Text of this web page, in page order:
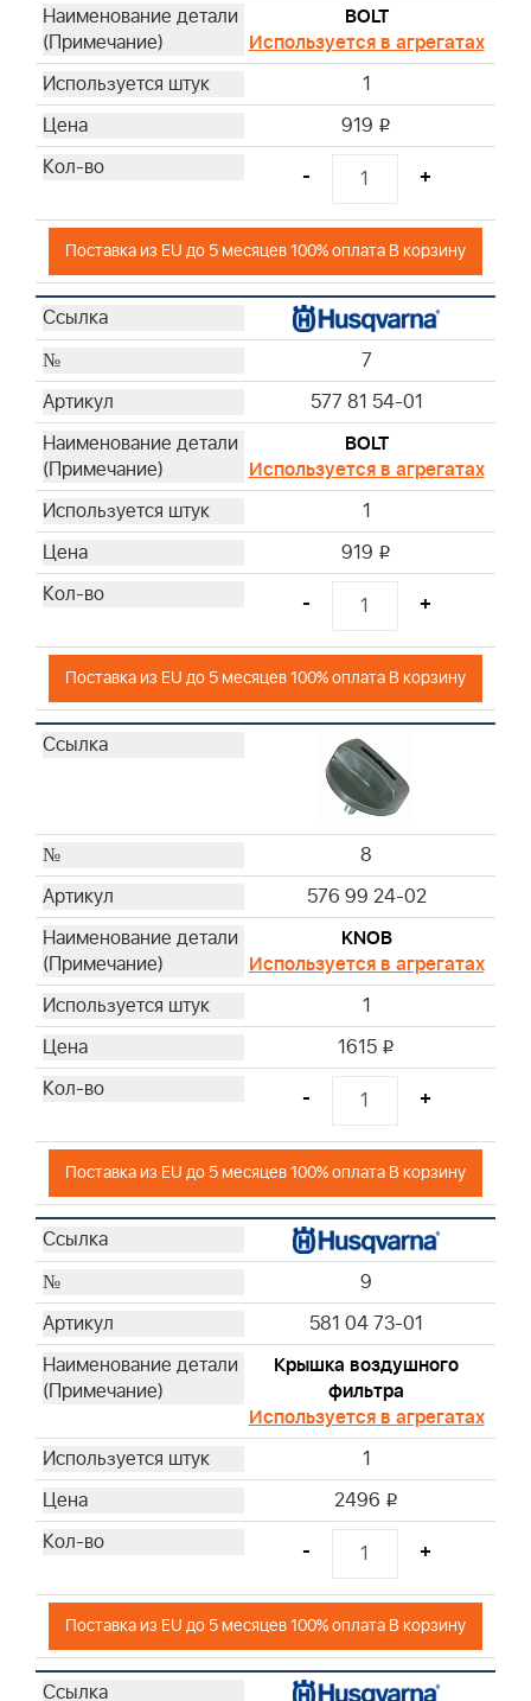
BOLT
Используется в агрегатах
1
919 i
- +
Поставка из EU до 5 месяцев 100% оплата В корзину
7
577 81 54-01
BOLT
Используется в агрегатах
1
919 i
- +
Поставка из EU до 5 месяцев 100% оплата В корзину
8
576 99 24-02
KNOB
Используется в агрегатах
1
1615 i
- +
Поставка из EU до 5 месяцев 100% оплата В корзину
9
581 04 73-01
Крышка воздушного
фильтра
Используется в агрегатах
1
2496 i
- +
Поставка из EU до 5 месяцев 100% оплата В корзину